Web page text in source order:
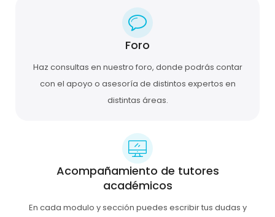
Acompañamiento de tutores
académicos
En cada modulo y sección puedes escribir tus dudas y
Foro
Haz consultas en nuestro foro, donde podrás contar
con el apoyo o asesoría de distintos expertos en
distintas áreas.